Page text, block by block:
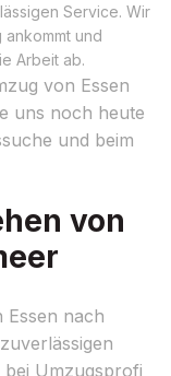
Service. Wir
und
Arbeit ab.
von Essen
uns noch heute
und beim
von
Essen nach
Umzugsprofi